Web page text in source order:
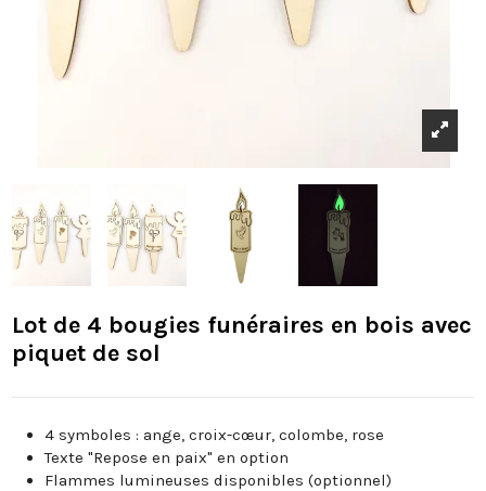
Lot de 4 bougies funéraires en bois avec
piquet de sol
4 symboles : ange, croix-cœur, colombe, rose
Texte "Repose en paix" en option
Flammes lumineuses disponibles (optionnel)